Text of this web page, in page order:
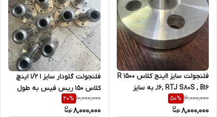
فلنجولت سایز 1اینج کلاس 1500 R
16, RTJ S80S , B16, به سایز
جنس SA182F316/316L کپی
16,000,000
50%
8,000,000
فلنجولت گلودار سایز 1 1/2 اینچ
کلاس 150 ریس فیس به طول
182F53
10,000,000
20%
8,000,000